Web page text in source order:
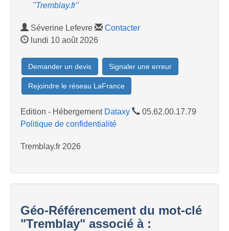
"Tremblay.fr"
Séverine Lefevre
Contacter
lundi 10 août 2026
Demander un devis Signaler une erreur
Rejoindre le réseau LaFrance
Edition - Hébergement Dataxy
05.62.00.17.79
Politique de confidentialité
Tremblay.fr 2026
Géo-Référencement du mot-clé
"Tremblay" associé à :